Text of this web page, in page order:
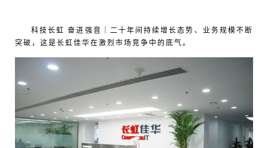
科技长虹 奋进强音｜二十年间持续增长态势、业务规模不断
突破，这是长虹佳华在激烈市场竞争中的底气。